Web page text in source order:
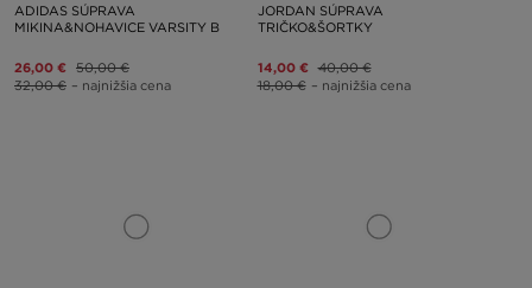
ADIDAS SÚPRAVA
MIKINA&NOHAVICE VARSITY B
26,00 € 50,00 €
32,00 € – najnižšia cena
JORDAN SÚPRAVA
TRIČKO&ŠORTKY
14,00 € 40,00 €
18,00 € – najnižšia cena